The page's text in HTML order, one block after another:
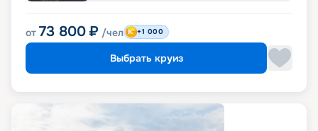
от 73 800 ₽ /чел +1 000
Выбрать круиз